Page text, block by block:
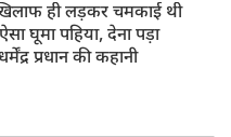
ही लड़कर चमकाई थी
घूमा पहिया, देना पड़ा
प्रधान की कहानी